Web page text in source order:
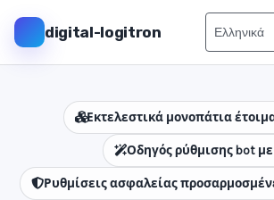
digital-logitron
Εκτελεστικά μονοπάτια
Οδηγός ρύθμισης bot με
Ρυθμίσεις ασφαλείας